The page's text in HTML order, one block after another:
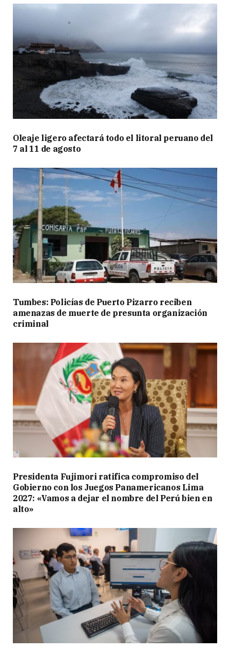
Oleaje ligero afectará todo el litoral peruano del
7 al 11 de agosto
Tumbes: Policías de Puerto Pizarro reciben
amenazas de muerte de presunta organización
criminal
Presidenta Fujimori ratifica compromiso del
Gobierno con los Juegos Panamericanos Lima
2027: «Vamos a dejar el nombre del Perú bien en
alto»